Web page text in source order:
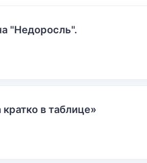
"Недоросль".
в таблице»